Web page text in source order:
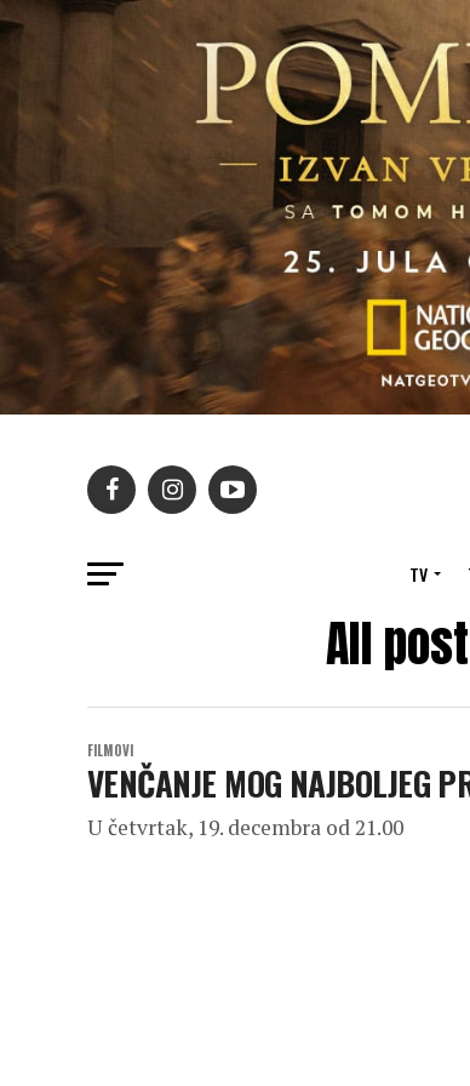
TV
All
FILMOVI
VENČANJE MOG NAJBOLJEG
U četvrtak, 19. decembra od 21.00